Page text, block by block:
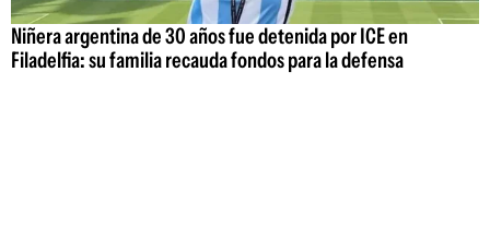
Niñera argentina de 30 años fue detenida por ICE en
Filadelfia: su familia recauda fondos para la defensa